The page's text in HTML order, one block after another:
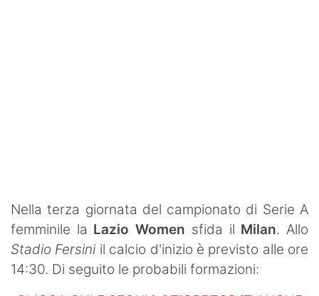
Contatti
Nella terza giornata del campionato di Serie A
femminile la Lazio Women sfida il Milan. Allo
Stadio Fersini il calcio d'inizio è previsto alle ore
14:30. Di seguito le probabili formazioni: